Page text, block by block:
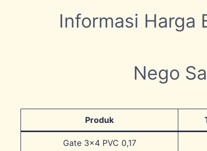
Informasi Harga
Nego
Produk
Gate 3×4 PVC 0,17